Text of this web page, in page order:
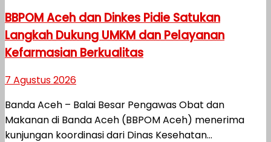
BBPOM Aceh dan Dinkes Pidie Satukan
Langkah Dukung UMKM dan Pelayanan
Kefarmasian Berkualitas
7 Agustus 2026
Banda Aceh – Balai Besar Pengawas Obat dan
Makanan di Banda Aceh (BBPOM Aceh) menerima
kunjungan koordinasi dari Dinas Kesehatan...